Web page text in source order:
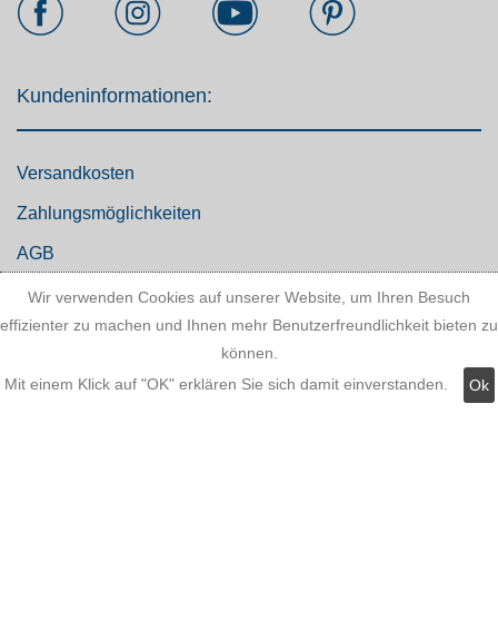
Kundeninformationen:
Versandkosten
Zahlungsmöglichkeiten
AGB
Widerrufsbelehrung
Hinweis zum Batteriegesetz
Wir verwenden Cookies auf unserer Website, um Ihren Besuch
effizienter zu machen und Ihnen mehr Benutzerfreundlichkeit bieten zu
können.
Mit einem Klick auf "OK" erklären Sie sich damit einverstanden.
Ok